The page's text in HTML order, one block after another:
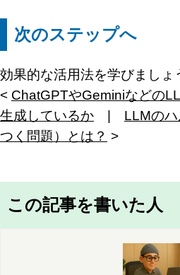
次のステップへ
効果的な活用法を学びましょ
< ChatGPTやGeminiなどの
生成しているか
LLMの
つく問題）とは？ >
この記事を書いた人